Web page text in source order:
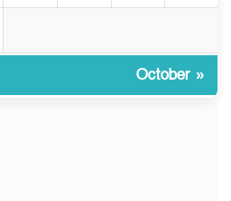
October »